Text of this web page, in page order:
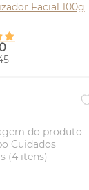
Facial 100g
AVISE-ME